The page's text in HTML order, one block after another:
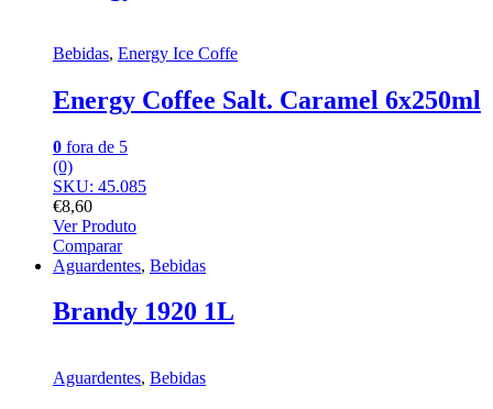
Bebidas, Energy Ice Coffe
Energy Coffee Salt. Caramel 6x250ml
0 fora de 5
(0)
SKU: 45.085
€8,60
Ver Produto
Comparar
Aguardentes, Bebidas
Brandy 1920 1L
Aguardentes, Bebidas